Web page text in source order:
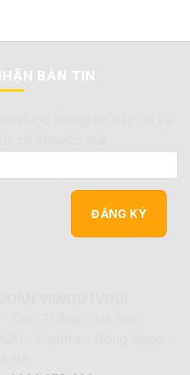
BẢN TIN